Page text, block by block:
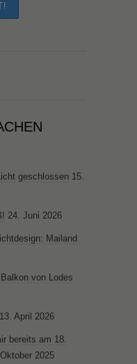
geschlossen 15.
24. Juni 2026
Mailand
von Lodes
13. April 2026
bereits am 18.
2025